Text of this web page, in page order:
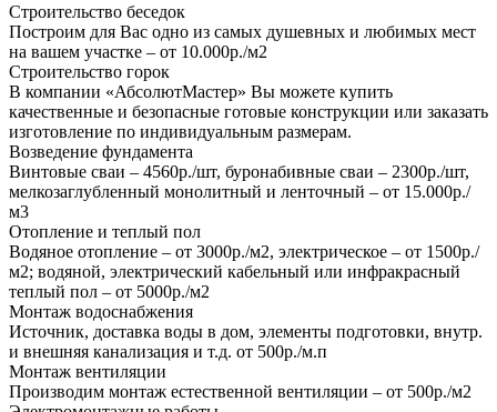
Строительство беседок
Построим для Вас одно из самых душевных и любимых мест
на вашем участке – от 10.000р./м2
Строительство горок
В компании «АбсолютМастер» Вы можете купить
качественные и безопасные готовые конструкции или заказать
изготовление по индивидуальным размерам.
Возведение фундамента
Винтовые сваи – 4560р./шт, буронабивные сваи – 2300р./шт,
мелкозаглубленный монолитный и ленточный – от 15.000р./
м3
Отопление и теплый пол
Водяное отопление – от 3000р./м2, электрическое – от 1500р./
м2; водяной, электрический кабельный или инфракрасный
теплый пол – от 5000р./м2
Монтаж водоснабжения
Источник, доставка воды в дом, элементы подготовки, внутр.
и внешняя канализация и т.д. от 500р./м.п
Монтаж вентиляции
Производим монтаж естественной вентиляции – от 500р./м2